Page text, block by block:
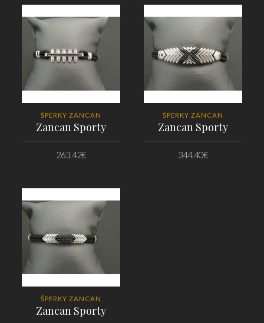
ŠPERKY ZANCAN
Zancan Sporty
263.42€
ŠPERKY ZANCAN
Zancan Sporty
344.40€
ŠPERKY ZANCAN
Zancan Sporty